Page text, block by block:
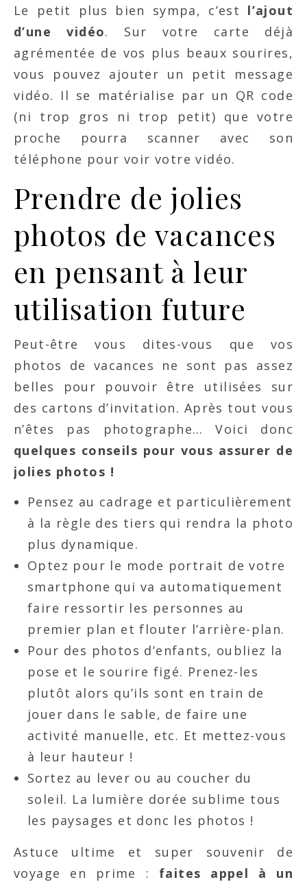
Le petit plus bien sympa, c’est l’ajout
d’une vidéo. Sur votre carte déjà
agrémentée de vos plus beaux sourires,
vous pouvez ajouter un petit message
vidéo. Il se matérialise par un QR code
(ni trop gros ni trop petit) que votre
proche pourra scanner avec son
téléphone pour voir votre vidéo.
Prendre de jolies
photos de vacances
en pensant à leur
utilisation future
Peut-être vous dites-vous que vos
photos de vacances ne sont pas assez
belles pour pouvoir être utilisées sur
des cartons d’invitation. Après tout vous
n’êtes pas photographe… Voici donc
quelques conseils pour vous assurer de
jolies photos !
Pensez au cadrage et particulièrement
à la règle des tiers qui rendra la photo
plus dynamique.
Optez pour le mode portrait de votre
smartphone qui va automatiquement
faire ressortir les personnes au
premier plan et flouter l’arrière-plan.
Pour des photos d’enfants, oubliez la
pose et le sourire figé. Prenez-les
plutôt alors qu’ils sont en train de
jouer dans le sable, de faire une
activité manuelle, etc. Et mettez-vous
à leur hauteur !
Sortez au lever ou au coucher du
soleil. La lumière dorée sublime tous
les paysages et donc les photos !
Astuce ultime et super souvenir de
voyage en prime : faites appel à un